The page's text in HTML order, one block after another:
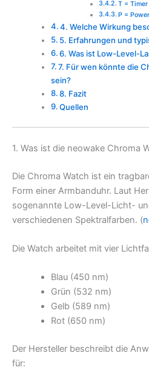
T = Timer
P = Power
4. Welche Wirkung
5. Erfahrungen und
6. Was ist Low-Level-
7. Für wen könnte die
sein?
8. Fazit
Quellen
1. Was ist die neowake Chroma
Die Chroma Watch ist ein
Form einer Armbanduhr. Laut
sogenannte Low-Level-Licht-
verschiedenen Spektralfarben. (
Die Watch arbeitet mit vier
Blau (450 nm)
Grün (532 nm)
Gelb (589 nm)
Rot (650 nm)
Der Hersteller beschreibt die
für: